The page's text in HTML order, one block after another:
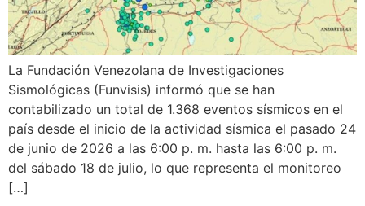
La Fundación Venezolana de Investigaciones
Sismológicas (Funvisis) informó que se han
contabilizado un total de 1.368 eventos sísmicos en el
país desde el inicio de la actividad sísmica el pasado 24
de junio de 2026 a las 6:00 p. m. hasta las 6:00 p. m.
del sábado 18 de julio, lo que representa el monitoreo
[…]